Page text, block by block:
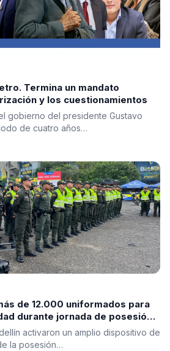
Termina un mandato
y los cuestionamientos
gobierno del presidente Gustavo
de cuatro años…
de 12.000 uniformados para
durante jornada de posesión
activaron un amplio dispositivo de
la posesión…